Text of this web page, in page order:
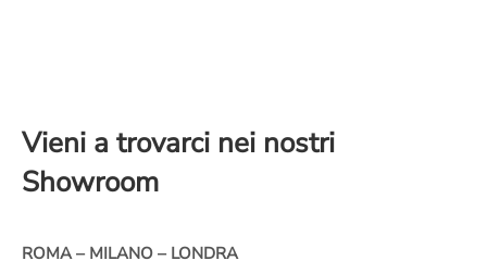
Vieni a trovarci nei nostri
Showroom
ROMA – MILANO – LONDRA